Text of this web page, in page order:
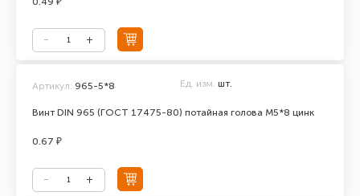
Винт DIN 965 (ГОСТ 17475-80) потайная голова М5*8 цинк
Артикул: 965-5*8 Ед. изм. шт.
0.67 ₽